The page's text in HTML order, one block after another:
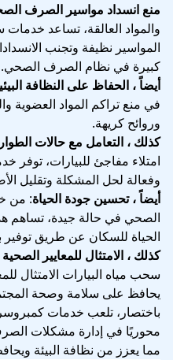
منع انسداد مواسير الصرف
والمواد العالقة، تساعد
المواسير نظيفة وتجنب
كبيرة في نظام الصرف الصحي.
أيضاً ، الحفاظ على النظافة
في منع تراكم المواد العضوية
وروائح كريهة.
كذلك ، التعامل مع حالات
امتلاء مفاجئ للبيارات، توفر
وفعالة لحل المشكلة وتقليل
أيضاً ، تحسين جودة الحياة: من
الصحي في حالة جيدة، تساهم
الحياة للسكان عن طريق توفير
كذلك ، الامتثال للمعايير الصحية
سحب مياه البيارات الامتثال
يحافظ على سلامة وصحة
باختصار، تلعب خدمات
محوريًا في إدارة مشكلات
مما يعزز من نظافة البيئة